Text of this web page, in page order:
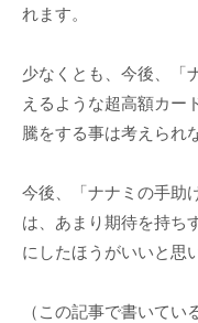
れます。
少なくとも、今後、「
えるような超高額カー
騰をする事は考えられ
今後、「ナナミの手助
は、あまり期待を持ち
にしたほうがいいと思
（この記事で書いて